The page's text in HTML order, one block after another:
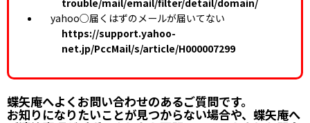
yahoo○届くはずのメールが届いてない
https://support.yahoo-
net.jp/PccMail/s/article/H000007299
蝶矢庵へよくお問い合わせのあるご質問です。
お知りになりたいことが見つからない場合や、蝶矢庵へ